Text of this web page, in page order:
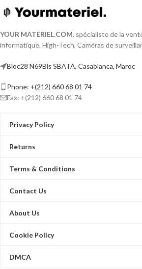
YOUR MATERIEL.COM, spécialiste de la
informatique, High-Tech, Caméras de
Bloc28 N69Bis SBATA, Casablanca, Maroc
Phone: +(212) 660 68 01 74
Fax: +(212) 660 68 01 74
Privacy Policy
Returns
Terms & Conditions
Contact Us
About Us
Cookie Policy
DMCA